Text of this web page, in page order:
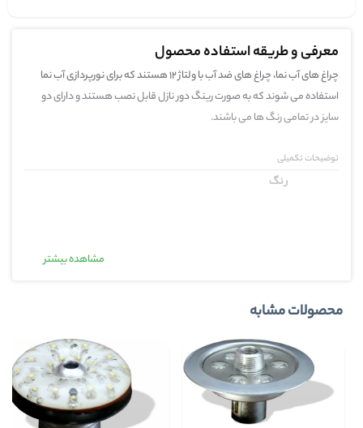
معرفی و طریقه استفاده محصول
چراغ های آب نما، چراغ های ضد آب با ولتاژ 12 هستند که برای نورپردازی آب نما
استفاده می شوند که به صورت رینگ دور نازل قابل نصب هستند و دارای دو
سایز در تمامی رنگ ها می باشند.
توضیحات تکمیلی
رنگ
جنس گلند
مشاهده بیشتر
محصولات مشابه